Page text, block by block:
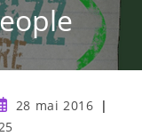
28 mai 2016